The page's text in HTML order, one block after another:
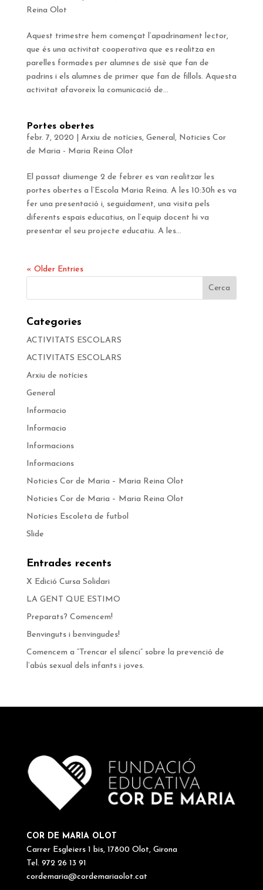
Reina Olot
Aquest trimestre hem començat l’apadrinament lector,
que és una activitat cooperativa que es realitza en
parelles formades per alumnes de sisè que fan de
padrins i els alumnes de primer que fan de fillols. Aquesta
activitat afavoreix la comunicació de...
Portes obertes
febr. 7, 2020 Arxiu de notícies, General, Noticies Cor
de Maria - Maria Reina Olot
El passat diumenge 2 de febrer es van realitzar les
portes obertes a l’Escola Maria Reina. A les 10:30h es va
fer una presentació i, seguidament, una visita pels
diferents espais educatius, on l’equip docent hi va
presentar el seu projecte educatiu. A les...
« Older Entries
Categories
ACTIVITATS ESCOLARS
ACTIVITATS ESCOLARS
Arxiu de notícies
General
Informacio
Informacio
Informacions
Informacions
Noticies Cor de Maria – Maria Reina Olot
Noticies Cor de Maria – Maria Reina Olot
Notícies Escoleta de futbol
Slide
Entrades recents
X Edició Cursa Solidari
LA GENT QUE ESTIMO
Preparats? Comencem!
Benvinguts i benvingudes!
Comencem a “Trencar el silenci” sobre la prevenció de
l’abús sexual dels infants i joves.
COR DE MARIA OLOT
Carrer Esgleiers 1 bis, 17800 Olot, Girona
Tel. 972 26 13 91
cordemaria@cordemariaolot.cat